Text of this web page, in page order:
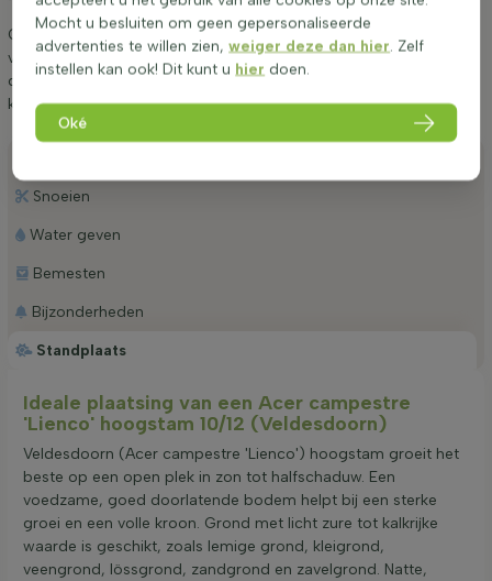
Graag geven wij een aantal tips betreffende het aanplanten en
verzorgen van Acer campestre 'Lienco' hoogstam 10/12. Door
deze tips op te volgen weet u zeker dat u lang van Veldesdoorn
kunt genieten.
Standplaats
Snoeien
Water geven
Bemesten
Bijzonderheden
Ideale plaatsing van een Acer campestre
'Lienco' hoogstam 10/12 (Veldesdoorn)
Veldesdoorn (Acer campestre 'Lienco') hoogstam groeit het
beste op een open plek in zon tot halfschaduw. Een
voedzame, goed doorlatende bodem helpt bij een sterke
groei en een volle kroon. Grond met licht zure tot kalkrijke
waarde is geschikt, zoals lemige grond, kleigrond,
veengrond, lössgrond, zandgrond en zavelgrond. Natte,
Mocht u besluiten om geen gepersonaliseerde
advertenties te willen zien,weiger deze dan hier. Zelf
instellen kan ook! Dit kunt u hier doen.
Oké